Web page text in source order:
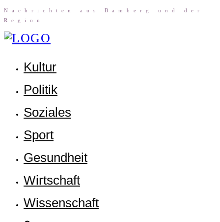
Nach­rich­ten aus Bam­berg und der
Region
Kul­tur
Poli­tik
Sozia­les
Sport
Gesund­heit
Wirt­schaft
Wis­sen­schaft